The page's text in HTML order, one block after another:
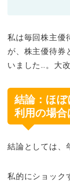
私は毎回株主優
が、株主優待券
いました…。大改
結論：ほ
利用の場合
結論としては、
私的にショック